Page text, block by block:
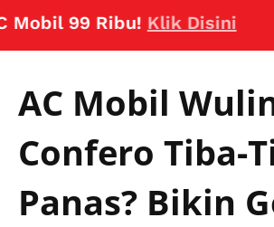
99 Ribu!Klik Disini
AC Mobil
Confero Tiba-
Panas? Bikin